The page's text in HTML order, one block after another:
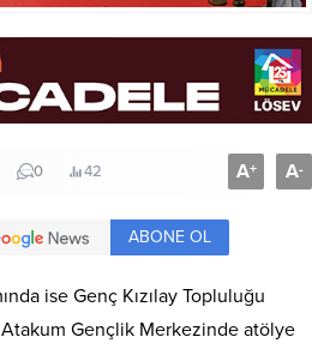
0 42 A+ A-
ABONE OL
ise Genç Kızılay Topluluğu
Gençlik Merkezinde atölye